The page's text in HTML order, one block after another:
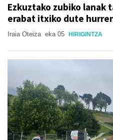
Ezkuztako zubiko lanak
erabat itxiko dute
Iraia Oteiza eka 05 HIRIGINTZA